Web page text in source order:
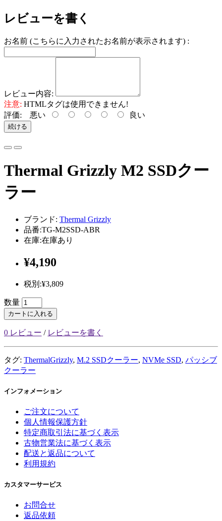
レビューを書く
お名前 (こちらに入力されたお名前が表示されます) :
レビュー内容:
注意: HTMLタグは使用できません!
評価: 悪い 良い
続ける
Thermal Grizzly M2 SSDクー
ラー
ブランド: Thermal Grizzly
品番:TG-M2SSD-ABR
在庫:在庫あり
¥4,190
税別:¥3,809
数量
カートに入れる
0 レビュー / レビューを書く
タグ: ThermalGrizzly, M.2 SSDクーラー, NVMe SSD, パッシブ
クーラー
インフォメーション
ご注文について
個人情報保護方針
特定商取引法に基づく表示
古物営業法に基づく表示
配送と返品について
利用規約
カスタマーサービス
お問合せ
返品依頼